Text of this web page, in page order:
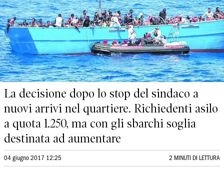
La decisione dopo lo stop del sindaco a
nuovi arrivi nel quartiere. Richiedenti asilo
a quota 1.250, ma con gli sbarchi soglia
destinata ad aumentare
04 giugno 2017 12:25 2 MINUTI DI LETTURA